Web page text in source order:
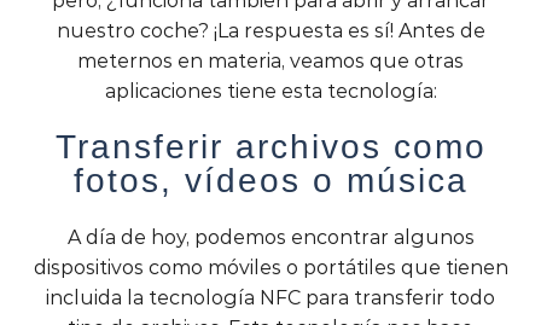
nuestro coche? ¡La respuesta es sí! Antes de
meternos en materia, veamos que otras
aplicaciones tiene esta tecnología:
Transferir archivos como
fotos, vídeos o música
A día de hoy, podemos encontrar algunos
dispositivos como móviles o portátiles que tienen
incluida la tecnología NFC para transferir todo